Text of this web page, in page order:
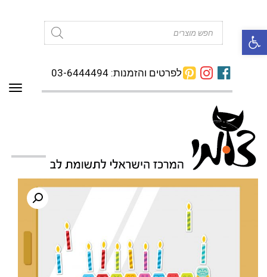
פתח סרגל נגישות
לפרטים והזמנות: 03-6444494